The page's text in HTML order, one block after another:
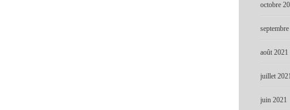
octobre
août 2021
juillet
juin 2021